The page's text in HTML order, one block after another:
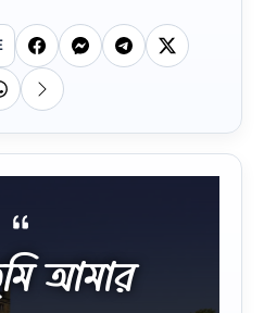
আমার